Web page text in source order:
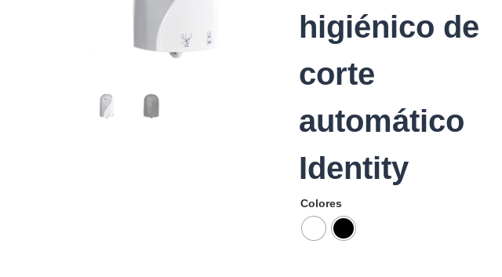
higiénico de
corte
automático
Identity
Colores